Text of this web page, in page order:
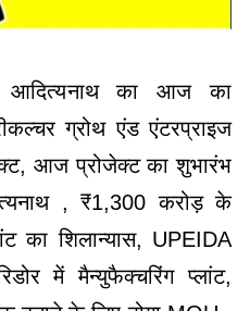
आदित्यनाथ का आज का
ग्रोथ एंड एंटरप्राइज
आज प्रोजेक्ट का शुभारंभ
, ₹1,300 करोड़ के
का शिलान्यास, UPEIDA
में मैन्युफैक्चरिंग प्लांट,